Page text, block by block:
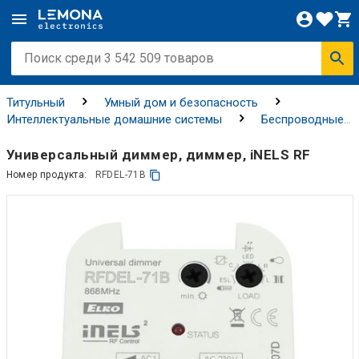
Титульный
Умный дом и безопасность
Интеллектуальные домашние системы
Беспроводные
Универсальный диммер, диммер, iNELS RF
Номер продукта: RFDEL-71B